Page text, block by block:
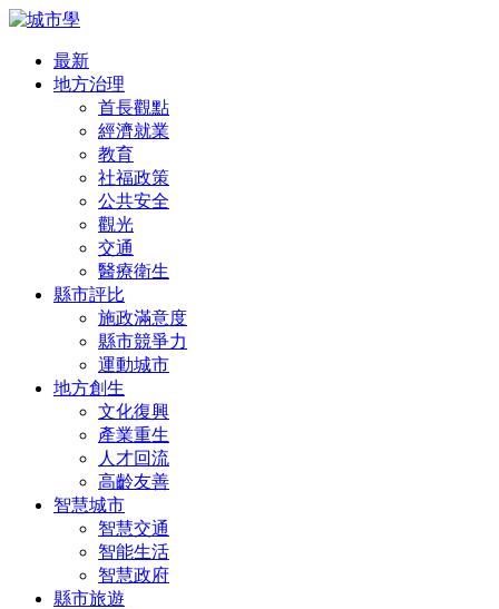
最新
地方治理
首長觀點
經濟就業
教育
社福政策
公共安全
觀光
交通
醫療衛生
縣市評比
施政滿意度
縣市競爭力
運動城市
地方創生
文化復興
產業重生
人才回流
高齡友善
智慧城市
智慧交通
智能生活
智慧政府
縣市旅遊